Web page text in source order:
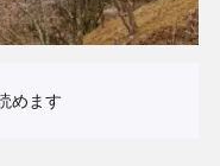
めます